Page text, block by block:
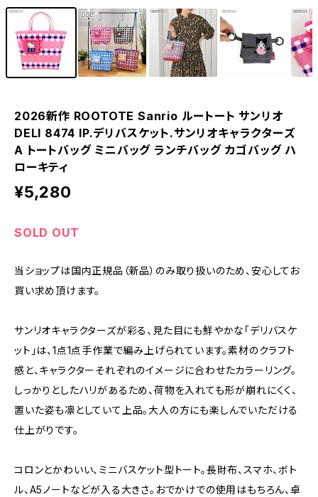
2026新作 ROOTOTE Sanrio ルートート サンリオ
DELI 8474 IP.デリバスケット.サンリオキャラクターズ
A トートバッグ ミニバッグ ランチバッグ カゴバッグ ハ
ローキティ
¥5,280
SOLD OUT
当ショップは国内正規品（新品）のみ取り扱いのため、安心してお
買い求め頂けます。
サンリオキャラクターズが彩る、見た目にも鮮やかな「デリバスケ
ット」は、1点1点手作業で編み上げられています。素材のクラフト
感と、キャラクターそれぞれのイメージに合わせたカラーリング。
しっかりとしたハリがあるため、荷物を入れても形が崩れにくく、
置いた姿も凛としていて上品。大人の方にも楽しんでいただける
仕上がりです。
コロンとかわいい、ミニバスケット型トート。長財布、スマホ、ボト
ル、A5ノートなどが入る大きさ。おでかけでの使用はもちろん、卓